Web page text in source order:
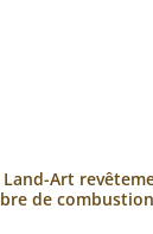
Land-Art
de combustion